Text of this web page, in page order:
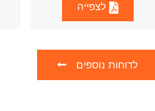
לצפייה
לדוחות נוספים